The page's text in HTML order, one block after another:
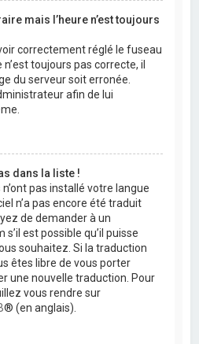
mais l’heure n’est toujours
correctement réglé le fuseau
toujours pas correcte, il
du serveur soit erronée.
afin de lui
dans la liste !
pas installé votre langue
n’a pas encore été traduit
de demander à un
est possible qu’il puisse
souhaitez. Si la traduction
êtes libre de vous porter
une nouvelle traduction. Pour
vous rendre sur
® (en anglais).